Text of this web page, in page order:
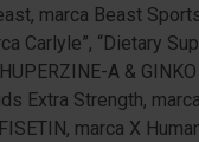
marca Beast
Carlyle”, “Dietary
A &
Extra Strength,
marca X